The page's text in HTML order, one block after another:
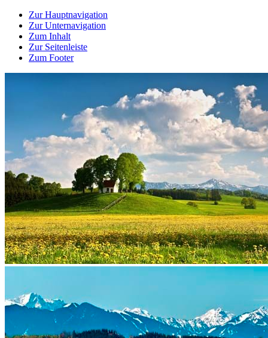
Zur Hauptnavigation
Zur Unternavigation
Zum Inhalt
Zur Seitenleiste
Zum Footer